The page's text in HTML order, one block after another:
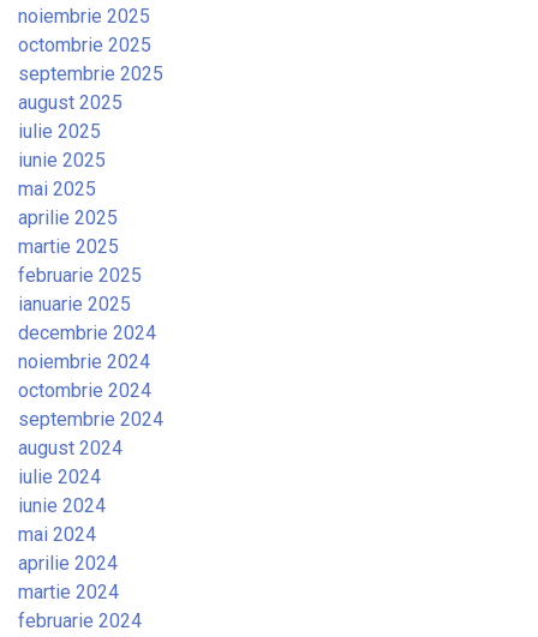
noiembrie 2025
octombrie 2025
septembrie 2025
august 2025
iulie 2025
iunie 2025
mai 2025
aprilie 2025
martie 2025
februarie 2025
ianuarie 2025
decembrie 2024
noiembrie 2024
octombrie 2024
septembrie 2024
august 2024
iulie 2024
iunie 2024
mai 2024
aprilie 2024
martie 2024
februarie 2024